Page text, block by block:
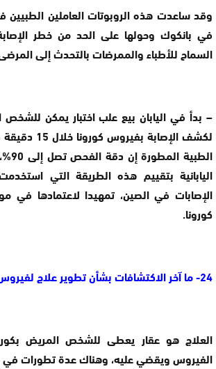
وقد ساعدت هذه الروبوتات العاملين
في بانكوك وحولها على الحد من خطر
السماح للأطباء والممرضات بالتحدث إلى
– بدأ في اليابان بيع علب اختبار يمكن
لكشف الإصابة
اليابانية بتقييم هذه الطريقة التي
الإصابات في الصين، تمهيدا لاعتمادها في
كورونا.
24- ما آخر الاكتشافات بشأن تطوير علاج لفيروس كورونا؟
العلاج هو عقار يعطى للشخص المريض
الفيروس ويقضي عليه، وهناك عدة تطورات في